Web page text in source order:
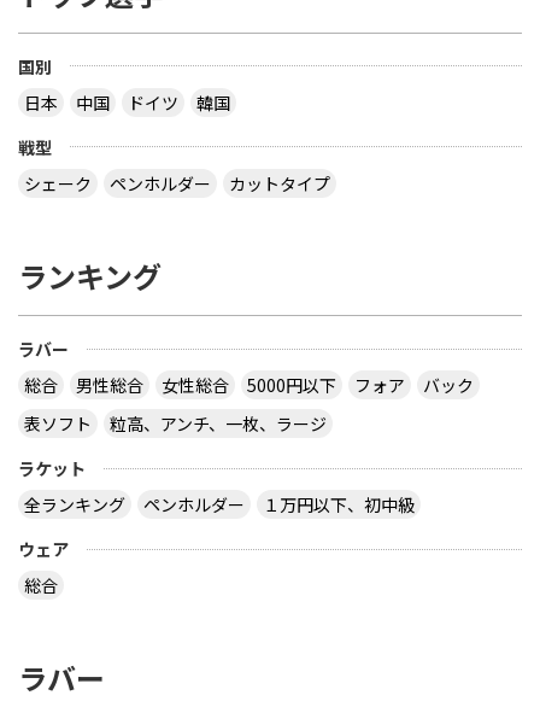
国別
日本
中国 ドイツ
韓国
戦型
シェーク
ペンホルダー カットタイプ
ランキング
ラバー
総合
男性総合 女性総合 5000円以下 フォア
バック
表ソフト
粒高、アンチ、一枚、ラージ
ラケット
全ランキング
ペンホルダー
１万円以下、初中級
ウェア
総合
ラバー